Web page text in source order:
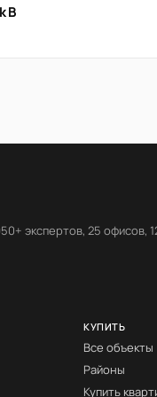
B
экспертов, 25 офисов,
КУПИТЬ
Все объекты
Районы
Купить